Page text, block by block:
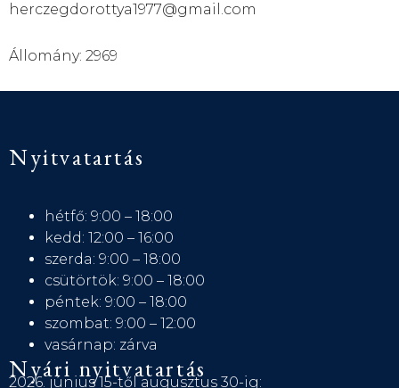
herczegdorottya1977@gmail.com
Állomány: 2969
Nyitvatartás
hétfő: 9:00 – 18:00
kedd: 12:00 – 16:00
szerda: 9:00 – 18:00
csütörtök: 9:00 – 18:00
péntek: 9:00 – 18:00
szombat: 9:00 – 12:00
vasárnap: zárva
Nyári nyitvatartás
2026. június 15-től augusztus 30-ig: